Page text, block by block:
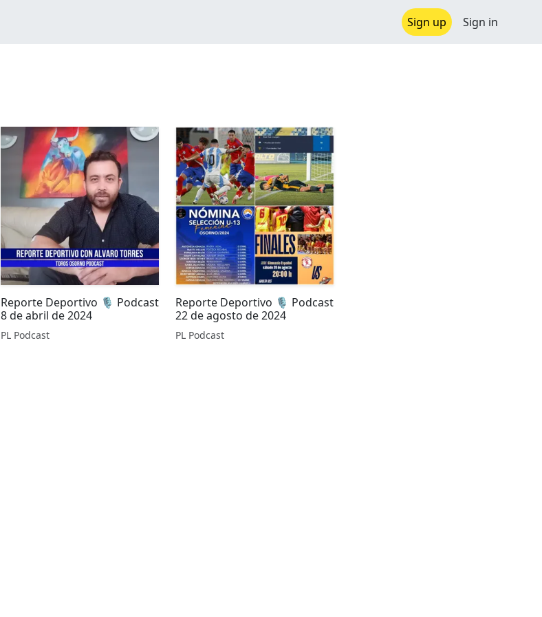
Sign up Sign in
Reporte Deportivo 🎙️ Podcast
8 de abril de 2024
PL Podcast
Reporte Deportivo 🎙️ Podcast
22 de agosto de 2024
PL Podcast